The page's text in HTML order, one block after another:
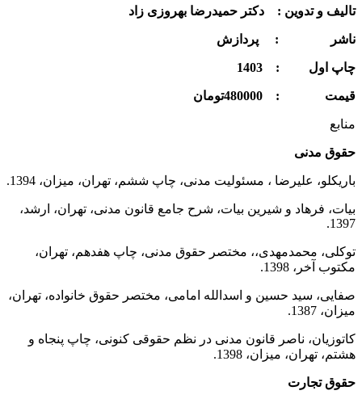
تالیف و تدوین : دکتر حمیدرضا بهروزی زاد
ناشر : پردازش
چاپ اول : 1403
قيمت : 480000تومان
منابع
حقوق مدنی
باریکلو، علیرضا ، مسئولیت مدنی، چاپ ششم، تهران، میزان، 1394.
بیات، فرهاد و شیرین بیات، شرح جامع قانون مدنی، تهران، ارشد،
1397.
توکلی، محمدمهدی،، مختصر حقوق مدنی، چاپ هفدهم، تهران،
مکتوب آخر، 1398.
صفایی، سید حسین و اسدالله امامی، مختصر حقوق خانواده، تهران،
میزان، 1387.
کاتوزیان، ناصر قانون مدنی در نظم حقوقی کنونی، چاپ پنجاه و
هشتم، تهران، میزان، 1398.
حقوق تجارت